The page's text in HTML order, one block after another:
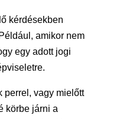
kérdésekben
amikor nem
egy adott jogi
perrel, vagy mielőtt
körbe járni a